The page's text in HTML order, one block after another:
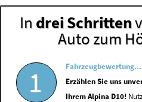
In drei Schritten
Auto zum
1
Fahrzeugbewertung...
Erzählen Sie uns
Ihrem Alpina D10!